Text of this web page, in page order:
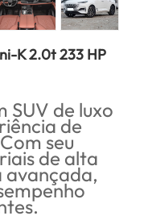
K 2.0t 233 HP
SUV de luxo
de
seu
de alta
avançada,